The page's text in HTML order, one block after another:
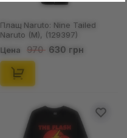
Плащ Naruto: Nine Tailed
Naruto (M), (129397)
Цена 970 630 грн